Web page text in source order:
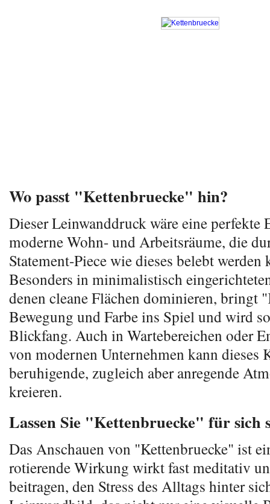
Wo passt "Kettenbruecke" hin?
Dieser Leinwanddruck wäre eine perfekte
moderne Wohn- und Arbeitsräume, die
Statement-Piece wie dieses belebt werden
Besonders in minimalistisch
denen cleane Flächen dominieren, bringt
Bewegung und Farbe ins Spiel und wird
Blickfang. Auch in Wartebereichen oder
von modernen Unternehmen kann dieses
beruhigende, zugleich aber anregende
kreieren.
Lassen Sie "Kettenbruecke" für sich
Das Anschauen von "Kettenbruecke" ist
rotierende Wirkung wirkt fast meditativ
beitragen, den Stress des Alltags hinter